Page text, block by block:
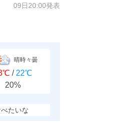
09日20:00発表
晴時々曇
/ 22℃
20%
たいな